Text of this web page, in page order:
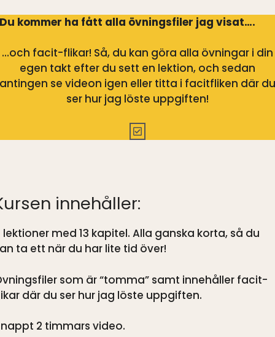
Du kommer ha fått alla övningsfiler jag visat….
…och facit-flikar! Så, du kan göra alla övningar i din
egen takt efter du sett en lektion, och sedan
antingen se videon igen eller titta i facitfliken där du
ser hur jag löste uppgiften!
innehåller:
lektioner med 13 kapitel. Alla ganska korta, så du
ta ett när du har lite tid över!
som är “tomma” samt innehåller facit-
där du ser hur jag löste uppgiften.
2 timmars video.